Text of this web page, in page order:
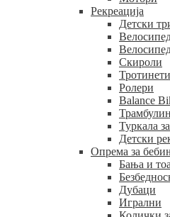
Рекреација
Детски
Скироли
Тротинети
Ролери
Balance
Туркала
Детски
Опрема за
Бања и
Дубаци
Игрални